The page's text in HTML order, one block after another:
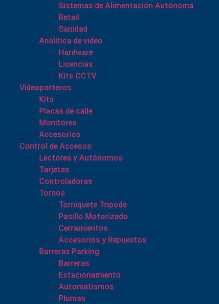
Sistemas de Alimentación Autónoma
Retail
Sanidad
Analítica de video
Hardware
Licencias
Kits CCTV
Videoporteros
Kits
Placas de calle
Monitores
Accesorios
Control de Accesos
Lectores y Autónomos
Tarjetas
Controladoras
Tornos
Torniquete Tripode
Pasillo Motorizado
Cerramientos
Accesorios y Repuestos
Barreras Parking
Barreras
Estacionamiento
Automatismos
Plumas